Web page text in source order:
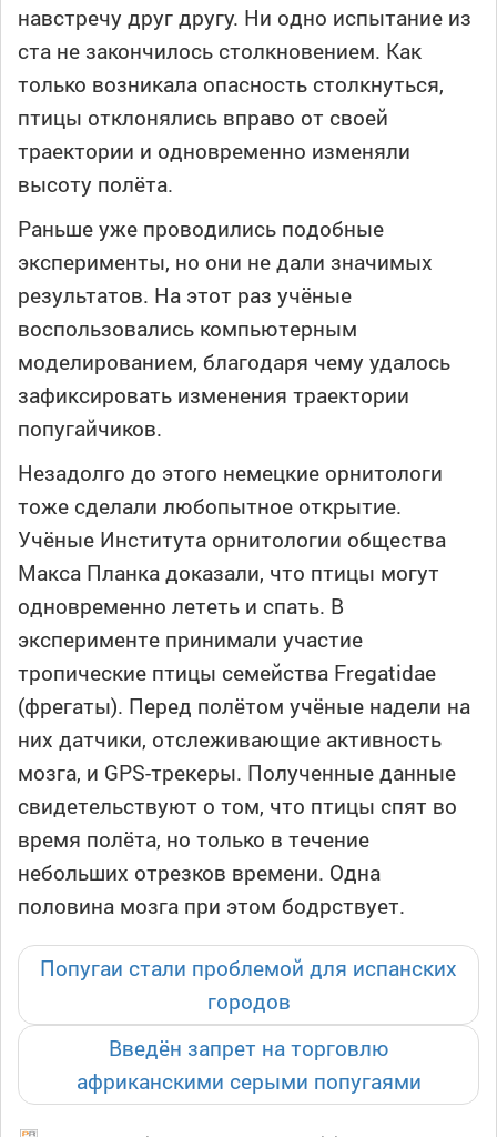
навстречу друг другу. Ни одно испытание из
ста не закончилось столкновением. Как
только возникала опасность столкнуться,
птицы отклонялись вправо от своей
траектории и одновременно изменяли
высоту полёта.
Раньше уже проводились подобные
эксперименты, но они не дали значимых
результатов. На этот раз учёные
воспользовались компьютерным
моделированием, благодаря чему удалось
зафиксировать изменения траектории
попугайчиков.
Незадолго до этого немецкие орнитологи
тоже сделали любопытное открытие.
Учёные Института орнитологии общества
Макса Планка доказали, что птицы могут
одновременно лететь и спать. В
эксперименте принимали участие
тропические птицы семейства Fregatidae
(фрегаты). Перед полётом учёные надели на
них датчики, отслеживающие активность
мозга, и GPS-трекеры. Полученные данные
свидетельствуют о том, что птицы спят во
время полёта, но только в течение
небольших отрезков времени. Одна
половина мозга при этом бодрствует.
Попугаи стали проблемой для испанских
городов
Введён запрет на торговлю
африканскими серыми попугаями